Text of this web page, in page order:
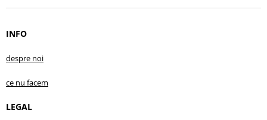
INFO
despre noi
ce nu facem
LEGAL